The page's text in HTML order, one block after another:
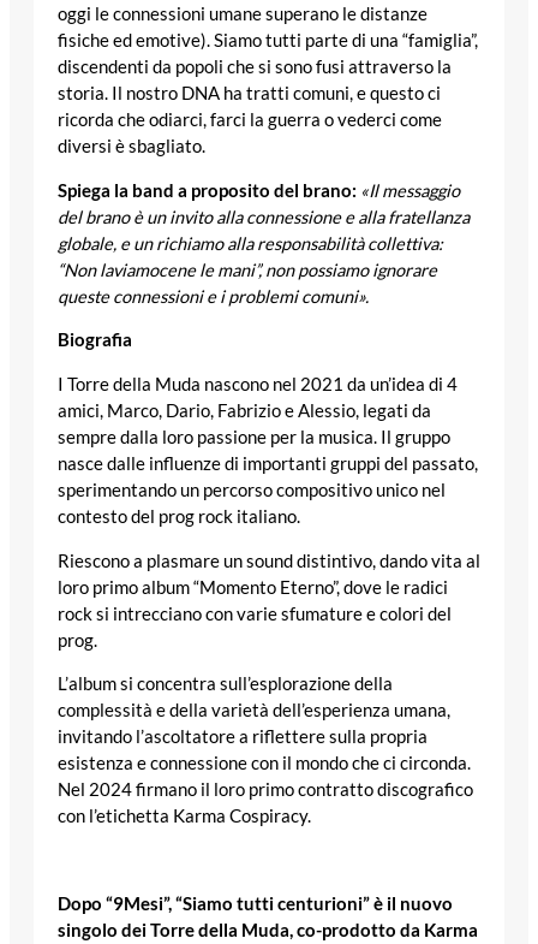
oggi le connessioni umane superano le distanze
fisiche ed emotive). Siamo tutti parte di una “famiglia”,
discendenti da popoli che si sono fusi attraverso la
storia. Il nostro DNA ha tratti comuni, e questo ci
ricorda che odiarci, farci la guerra o vederci come
diversi è sbagliato.
Spiega la band a proposito del brano: «Il messaggio
del brano è un invito alla connessione e alla fratellanza
globale, e un richiamo alla responsabilità collettiva:
“Non laviamocene le mani”, non possiamo ignorare
queste connessioni e i problemi comuni».
Biografia
I Torre della Muda nascono nel 2021 da un’idea di 4
amici, Marco, Dario, Fabrizio e Alessio, legati da
sempre dalla loro passione per la musica. Il gruppo
nasce dalle influenze di importanti gruppi del passato,
sperimentando un percorso compositivo unico nel
contesto del prog rock italiano.
Riescono a plasmare un sound distintivo, dando vita al
loro primo album “Momento Eterno”, dove le radici
rock si intrecciano con varie sfumature e colori del
prog.
L’album si concentra sull’esplorazione della
complessità e della varietà dell’esperienza umana,
invitando l’ascoltatore a riflettere sulla propria
esistenza e connessione con il mondo che ci circonda.
Nel 2024 firmano il loro primo contratto discografico
con l’etichetta Karma Cospiracy.
Dopo “9Mesi”, “Siamo tutti centurioni” è il nuovo
singolo dei Torre della Muda, co-prodotto da Karma